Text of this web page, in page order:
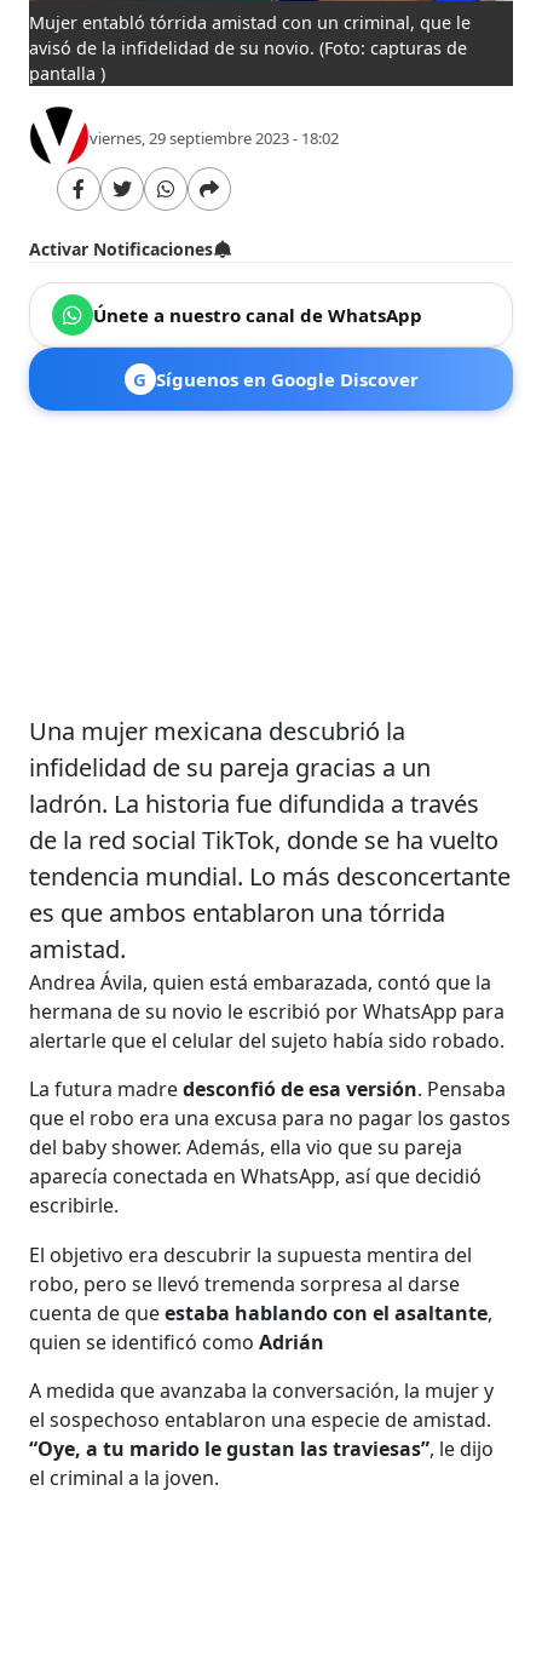
Mujer entabló tórrida amistad con un criminal, que le
avisó de la infidelidad de su novio.(Foto: capturas de
pantalla )
viernes, 29 septiembre 2023 - 18:02
Activar Notificaciones
Únete a nuestro canal de WhatsApp
G Síguenos en Google Discover
Una mujer mexicana descubrió la
infidelidad de su pareja gracias a un
ladrón. La historia fue difundida a través
de la red social TikTok, donde se ha vuelto
tendencia mundial. Lo más desconcertante
es que ambos entablaron una tórrida
amistad.
Andrea Ávila, quien está embarazada, contó que la
hermana de su novio le escribió por WhatsApp para
alertarle que el celular del sujeto había sido robado.
La futura madredesconfió de esa versión. Pensaba
que el robo era una excusa para no pagar los gastos
del baby shower. Además, ella vio que su pareja
aparecía conectada en WhatsApp, así que decidió
escribirle.
El objetivo era descubrir la supuesta mentira del
robo, pero se llevó tremenda sorpresa al darse
cuenta de queestaba hablando con el asaltante,
quien se identificó comoAdrián
A medida que avanzaba la conversación, la mujer y
el sospechoso entablaron una especie de amistad.
“Oye, a tu marido le gustan las traviesas”, le dijo
el criminal a la joven.